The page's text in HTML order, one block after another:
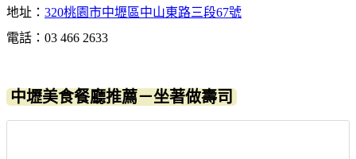
地址： 320桃園市中壢區中山東路三段67號
電話：03 466 2633
中壢美食餐廳推薦－坐著做壽司